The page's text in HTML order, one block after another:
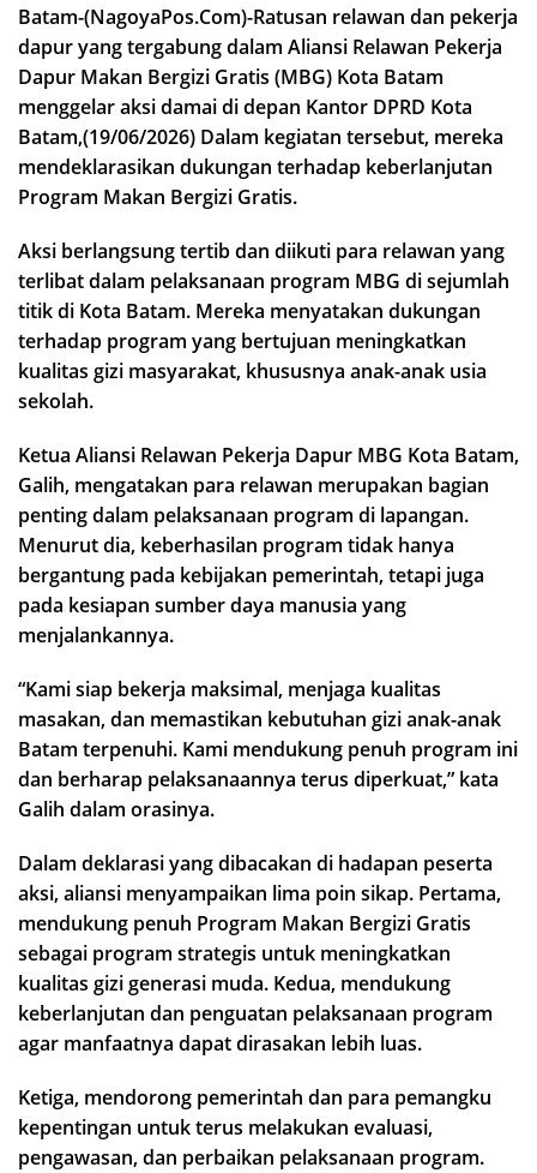
Batam-(NagoyaPos.Com)-Ratusan relawan dan pekerja
dapur yang tergabung dalam Aliansi Relawan Pekerja
Dapur Makan Bergizi Gratis (MBG) Kota Batam
menggelar aksi damai di depan Kantor DPRD Kota
Batam,(19/06/2026) Dalam kegiatan tersebut, mereka
mendeklarasikan dukungan terhadap keberlanjutan
Program Makan Bergizi Gratis.
Aksi berlangsung tertib dan diikuti para relawan yang
terlibat dalam pelaksanaan program MBG di sejumlah
titik di Kota Batam. Mereka menyatakan dukungan
terhadap program yang bertujuan meningkatkan
kualitas gizi masyarakat, khususnya anak-anak usia
sekolah.
Ketua Aliansi Relawan Pekerja Dapur MBG Kota Batam,
Galih, mengatakan para relawan merupakan bagian
penting dalam pelaksanaan program di lapangan.
Menurut dia, keberhasilan program tidak hanya
bergantung pada kebijakan pemerintah, tetapi juga
pada kesiapan sumber daya manusia yang
menjalankannya.
“Kami siap bekerja maksimal, menjaga kualitas
masakan, dan memastikan kebutuhan gizi anak-anak
Batam terpenuhi. Kami mendukung penuh program ini
dan berharap pelaksanaannya terus diperkuat,” kata
Galih dalam orasinya.
Dalam deklarasi yang dibacakan di hadapan peserta
aksi, aliansi menyampaikan lima poin sikap. Pertama,
mendukung penuh Program Makan Bergizi Gratis
sebagai program strategis untuk meningkatkan
kualitas gizi generasi muda. Kedua, mendukung
keberlanjutan dan penguatan pelaksanaan program
agar manfaatnya dapat dirasakan lebih luas.
Ketiga, mendorong pemerintah dan para pemangku
kepentingan untuk terus melakukan evaluasi,
pengawasan, dan perbaikan pelaksanaan program.